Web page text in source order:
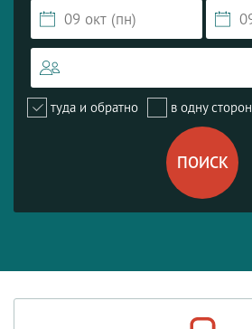
туда и обратно в одну